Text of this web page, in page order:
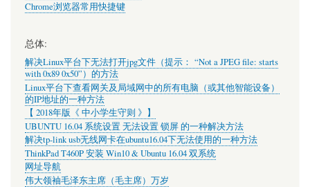
Chrome浏览器常用快捷键
总体:
解决Linux平台下无法打开jpg文件（提示： “Not a JPEG file: starts
with 0x89 0x50”）的方法
Linux平台下查看网关及局域网中的所有电脑（或其他智能设备）
的IP地址的一种方法
【 2018年版《 中小学生守则 》】
UBUNTU 16.04 系统设置 无法设置 锁屏 的一种解决方法
解决tp-link usb无线网卡在ubuntu16.04下无法使用的一种方法
ThinkPad T460P 安装 Win10 & Ubuntu 16.04 双系统
网址导航
伟大领袖毛泽东主席（毛主席）万岁